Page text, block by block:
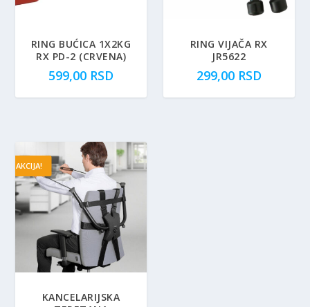
RING BUĆICA 1X2KG
RX PD-2 (CRVENA)
599,00 RSD
RING VIJAČA RX
JR5622
299,00 RSD
AKCIJA!
KANCELARIJSKA